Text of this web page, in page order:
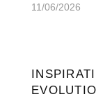
11/06/2026